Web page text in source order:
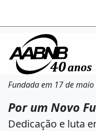
Fundada em 17 de
Por um Novo
Dedicação e luta